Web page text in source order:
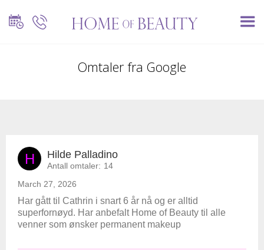
Omtaler fra Google
H Hilde Palladino
Antall omtaler: 14
March 27, 2026
Har gått til Cathrin i snart 6 år nå og er alltid
superfornøyd. Har anbefalt Home of Beauty til alle
venner som ønsker permanent makeup